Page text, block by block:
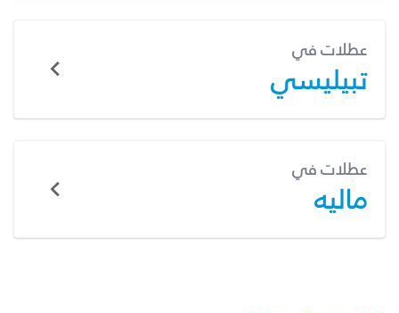
عطلات في
تبيليسي
عطلات في
ماليه